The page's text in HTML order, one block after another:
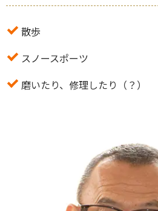
散歩
スノースポーツ
磨いたり、修理したり（？）